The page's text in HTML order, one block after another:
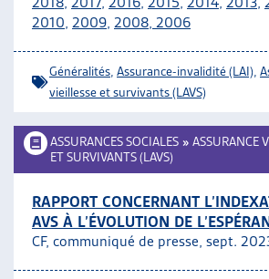
2010, 2009, 2008, 2006
Généralités Assurance-invalidité (LAI)
vieillesse et survivants (LAVS)
ASSURANCES SOCIALES » ASSURANCE
ET SURVIVANTS (LAVS)
RAPPORT CONCERNANT
AVS À L’ÉVOLUTION DE
CF, communiqué de presse, sept.